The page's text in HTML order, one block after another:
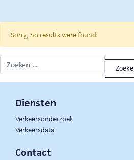
Sorry, no results were found.
Zoeken naar:
Diensten
Verkeersonderzoek
Verkeersdata
Contact